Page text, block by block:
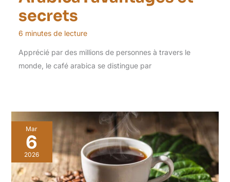
secrets
6 minutes de lecture
Apprécié par des millions de personnes à travers le
monde, le café arabica se distingue par
Mar
6
2026